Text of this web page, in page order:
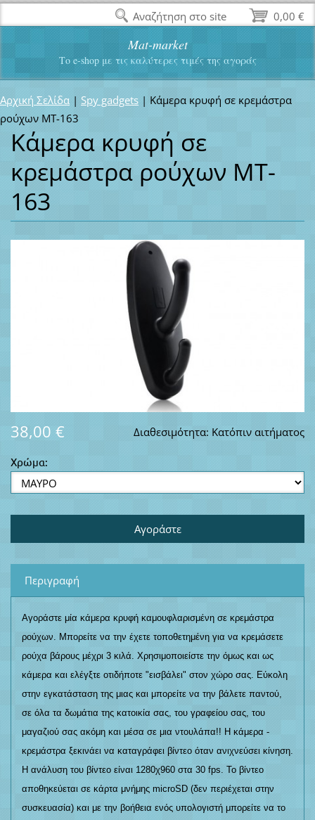
Mat-market
Το e-shop με τις καλύτερες τιμές της αγοράς
Αρχική Σελίδα | Spy gadgets | Κάμερα κρυφή σε κρεμάστρα
ρούχων MT-163
Κάμερα κρυφή σε
κρεμάστρα ρούχων MT-
163
Διαθεσιμότητα: Κατόπιν αιτήματος
38,00 €
Χρώμα:
Περιγραφή
Αγοράστε μία κάμερα κρυφή καμουφλαρισμένη σε κρεμάστρα
ρούχων. Μπορείτε να την έχετε τοποθετημένη για να κρεμάσετε
ρούχα βάρους μέχρι 3 κιλά. Χρησιμοποιείστε την όμως και ως
κάμερα και ελέγξτε οτιδήποτε "εισβάλει" στον χώρο σας. Εύκολη
στην εγκατάσταση της μιας και μπορείτε να την βάλετε παντού,
σε όλα τα δωμάτια της κατοικία σας, του γραφείου σας, του
μαγαζιού σας ακόμη και μέσα σε μια ντουλάπα!! Η κάμερα -
κρεμάστρα ξεκινάει να καταγράφει βίντεο όταν ανιχνεύσει κίνηση.
Η ανάλυση του βίντεο είναι 1280χ960 στα 30 fps. Το βίντεο
αποθηκεύεται σε κάρτα μνήμης microSD (δεν περιέχεται στην
συσκευασία) και με την βοήθεια ενός υπολογιστή μπορείτε να το
0,00 €
Αναζήτηση στο site